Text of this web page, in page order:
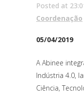
Posted at
Coordenação
05/04/2019
A Abinee
Indústria 4.0,
Ciência,